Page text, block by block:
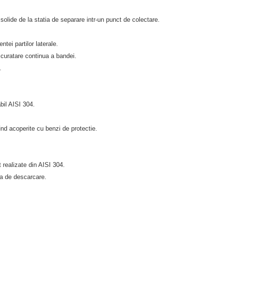
de la statia de separare intr-un punct de colectare.
partilor laterale.
continua a bandei.
AISI 304.
acoperite cu benzi de protectie.
din AISI 304.
de descarcare.